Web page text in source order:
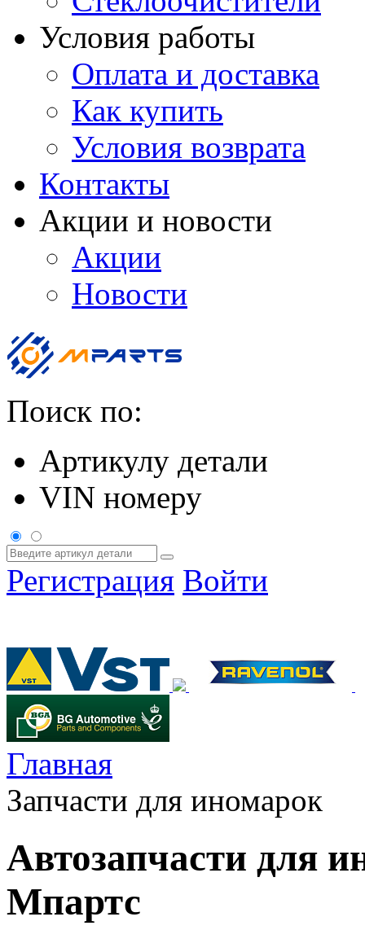
Условия работы
Оплата и доставка
Как купить
Условия возврата
Контакты
Акции и новости
Акции
Новости
Поиск по:
Артикулу детали
VIN номеру
Регистрация Войти
Главная
Запчасти для иномарок
Автозапчасти для
Мпартс